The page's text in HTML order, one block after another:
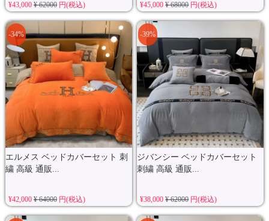
¥43,000 ¥ 62000円(税込) ¥45,000¥ 68000円(税込)
エルメス ベッドカバーセット 刺
繍 高級 通販...
-34%
¥42,000 ¥ 64000円(税込)
ジバンシー ベッドカバーセット
刺繍 高級 通販...
-39%
¥38,000¥ 62000円(税込)